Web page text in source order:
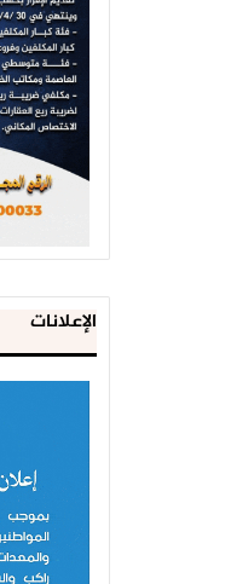
الإعلانات